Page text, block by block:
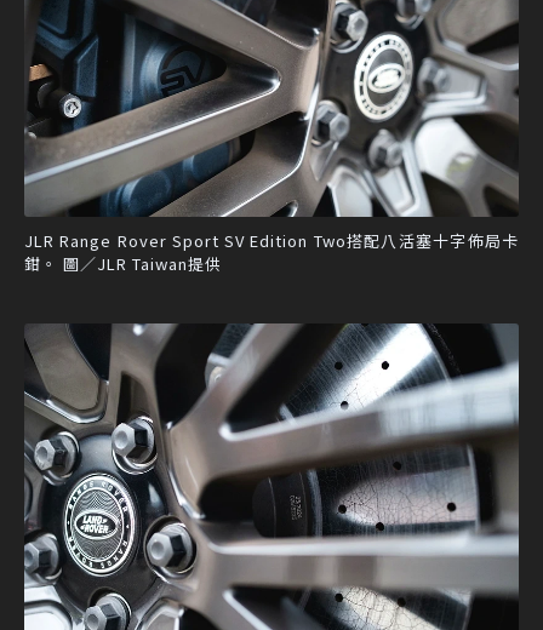
JLR Range Rover Sport SV Edition Two搭配八活塞十字佈局卡
鉗。 圖／JLR Taiwan提供